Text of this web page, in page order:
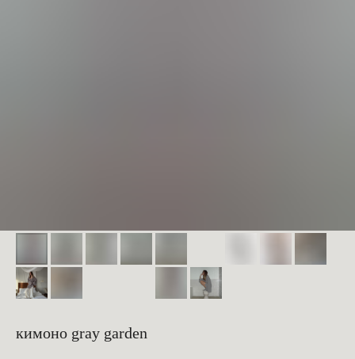
кимоно gray garden